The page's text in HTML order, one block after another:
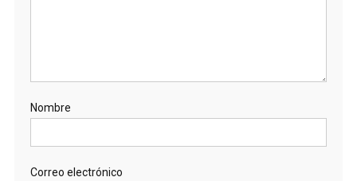
Nombre
Correo electrónico